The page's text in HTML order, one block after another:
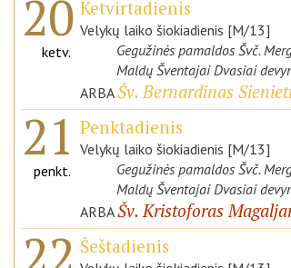
20
ketv.
Ketvirtadienis
Velykų laiko šiokiadienis [M/13]
Gegužinės pamaldos Švč.
Maldų Šventajai Dvasiai
ARBAŠv. Bernardinas
21
penkt.
Penktadienis
Velykų laiko šiokiadienis [M/13]
Gegužinės pamaldos Švč.
Maldų Šventajai Dvasiai
ARBAŠv. Kristoforas
22 Šeštadienis